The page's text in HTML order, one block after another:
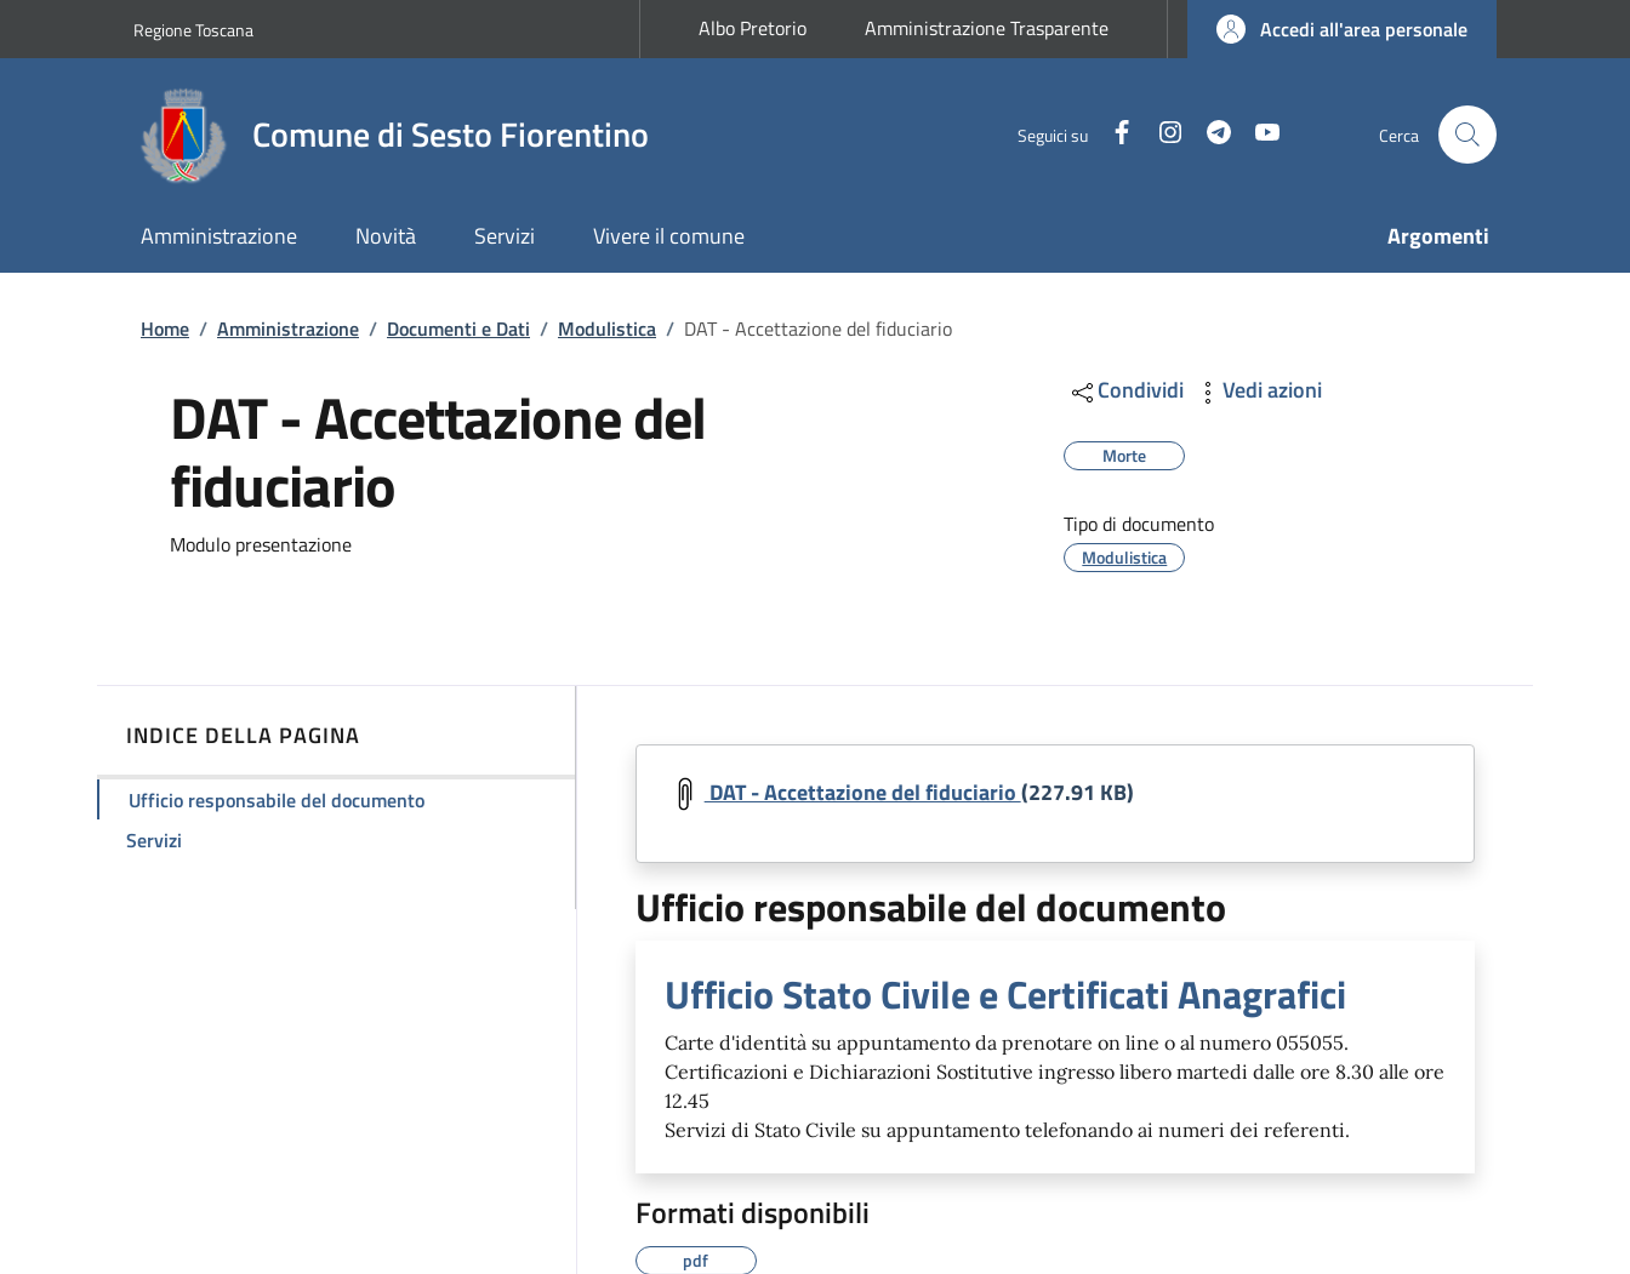
Regione ToscanaSlim top Albo Pretorio Amministrazione Trasparente Accedi all'area personale
Comune di Sesto Fiorentino Seguici su FacebookInstagramTelegram Cerca
Amministrazione Novità Servizi Vivere il comune Argomenti
Briciole di pane
Home / Amministrazione / Documenti e Dati / Modulistica / DAT - Accettazione del fiduciario
DAT - Accettazione del
fiduciario
Dettagli
Modulo presentazione
Condividi Vedi azioni
Morte
Tipo di documento
Modulistica
INDICE DELLA PAGINA
Ufficio responsabile del documento
Servizi
DAT - Accettazione del fiduciario(227.91 KB)
Ufficio responsabile del documento
Ufficio Stato Civile e Certificati Anagrafici
Carte d'identità su appuntamento da prenotare on line o al numero 055055.
Certificazioni e Dichiarazioni Sostitutive ingresso libero martedi dalle ore 8.30 alle ore
12.45
Servizi di Stato Civile su appuntamento telefonando ai numeri dei referenti.
Formati disponibili
pdf